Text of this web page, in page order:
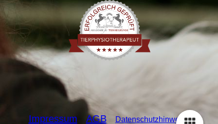
Impressum AGB Datenschutzhinweise